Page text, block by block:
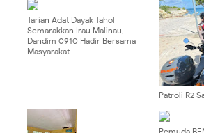
Tarian Adat Dayak Tahol
Semarakkan Irau Malinau,
Dandim 0910 Hadir Bersama
Masyarakat
Patroli R2
Masyarakat
Sekeh